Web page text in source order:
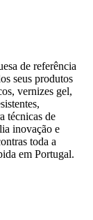
de referência
seus produtos
vernizes gel,
técnicas de
inovação e
toda a
em Portugal.